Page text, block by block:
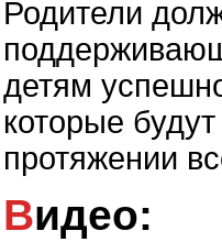
Родители
детям
которые
протяжении
Видео: